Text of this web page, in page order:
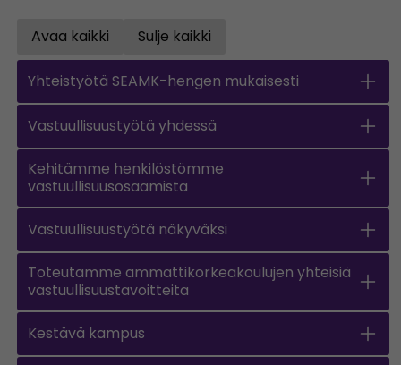
Avaa kaikki
Open all accordions
Sulje kaikki
Yhteistyötä SEAMK-hengen mukaisesti
Vastuullisuustyötä yhdessä
Kehitämme henkilöstömme
vastuullisuusosaamista
Vastuullisuustyötä näkyväksi
Toteutamme ammattikorkeakoulujen yhteisiä
vastuullisuustavoitteita
Kestävä kampus